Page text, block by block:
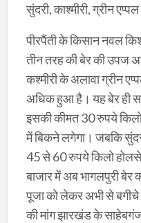
सुंदरी, काश्मीरी, ग्रीन
पीरपैंती के किसान नवल
तीन तरह की बेर की उपज
कश्मीरी के अलावा ग्रीन
अधिक हुआ है। यह बेर ही
इसकी कीमत 30 रुपये
में बिकने लगेगा। जबकि
45 से 60 रुपये किलो
बाजार में अब भागलपुरी बेर
पूजा को लेकर अभी से बगीचे
की मांग झारखंड के